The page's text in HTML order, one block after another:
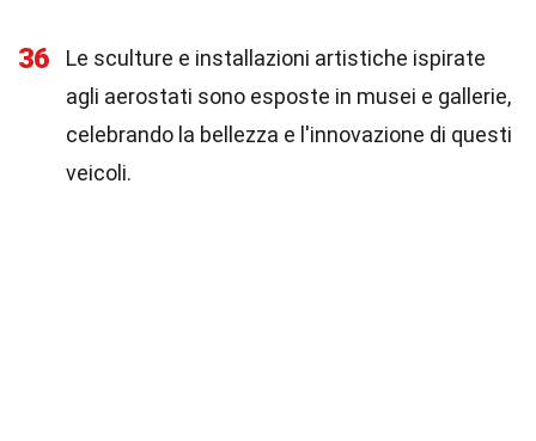
36
Le sculture e installazioni artistiche ispirate
agli aerostati sono esposte in musei e gallerie,
celebrando la bellezza e l'innovazione di questi
veicoli.